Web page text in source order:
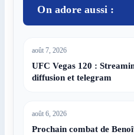
On adore aussi :
août 7, 2026
UFC Vegas 120 :
diffusion et telegram
août 6, 2026
Prochain combat de